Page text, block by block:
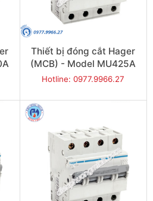
Thiết bị đóng cắt Hager
(MCB) - Model MU425A
Hotline: 0977.9966.27